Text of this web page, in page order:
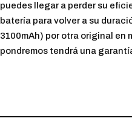
puedes llegar a perder su
batería para volver a su
3100mAh) por otra original en
pondremos tendrá una